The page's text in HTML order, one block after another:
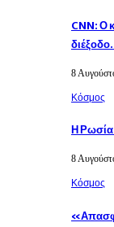
CNN: Ο
8
Κόσμος
Η
8
Κόσμος